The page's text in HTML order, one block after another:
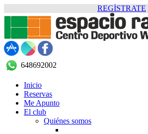
REGÍSTRATE
648692002
Inicio
Reservas
Me Apunto
El club
Quiénes somos